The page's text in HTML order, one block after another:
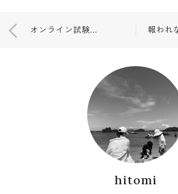
オンライン試験💻✍️と今日の服🌿
hitomi